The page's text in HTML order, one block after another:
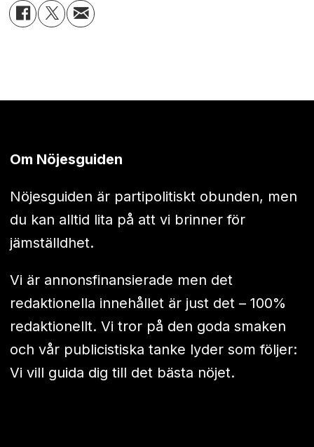
Om Nöjesguiden
Nöjesguiden är partipolitiskt obunden, men
du kan alltid lita på att vi brinner för
jämställdhet.
Vi är annonsfinansierade men det
redaktionella innehållet är just det – 100%
redaktionellt. Vi tror på den goda smaken
och vår publicistiska tanke lyder som följer:
Vi vill guida dig till det bästa nöjet.